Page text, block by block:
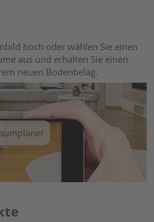
hoch oder wählen Sie einen
aus und erhalten Sie einen
neuen Bodenbelag.